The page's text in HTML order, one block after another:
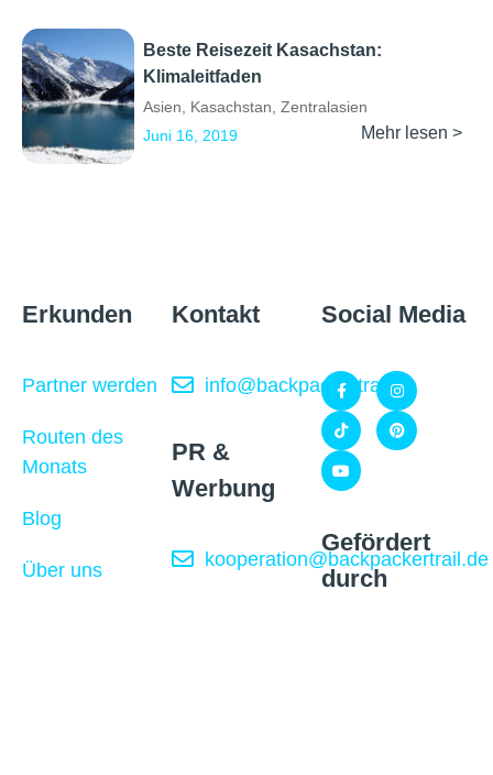
Beste Reisezeit Kasachstan:
Klimaleitfaden
Asien Kasachstan Zentralasien
Juni 16, 2019
Mehr lesen >
Erkunden
Partner werden
Routen des
Monats
Blog
Über uns
Kontakt
info@backpackertrail.de
PR &
Werbung
kooperation@backpackertrail.de
Social Media
Gefördert
durch